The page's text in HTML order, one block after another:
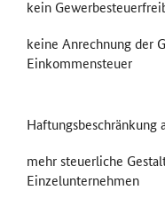
kein
keine Anrechnung der
Einkommensteuer
Haftungsbeschränkung
mehr steuerliche
Einzelunternehmen